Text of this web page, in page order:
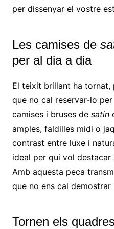
per dissenyar el vostre
Les camises de
per al dia a dia
El teixit brillant ha
que no cal reservar-lo
camises i bruses de satin
amples, faldilles midi o
contrast entre luxe i
ideal per qui vol destacar
Amb aquesta peca
que no ens cal demostrar
Tornen els